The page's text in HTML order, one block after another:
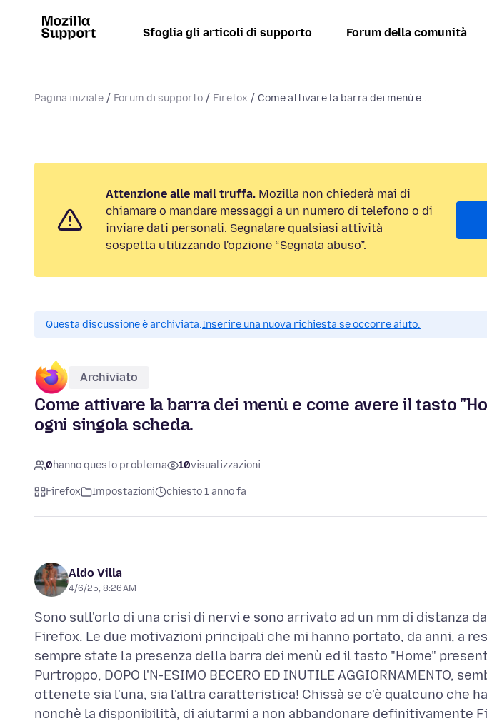
Sfoglia gli articoli di supporto Forum della comunità
Pagina iniziale Forum di supporto Firefox Come attivare la barra dei menù e...
Attenzione alle mail truffa. Mozilla non chiederà mai di
chiamare o mandare messaggi a un numero di telefono o di
inviare dati personali. Segnalare qualsiasi attività
sospetta utilizzando l'opzione “Segnala abuso”.
Questa discussione è archiviata.Inserire una nuova richiesta se occorre aiuto.
Archiviato
Come attivare la barra dei menù e come avere il tasto
ogni singola scheda.
0hanno questo problema 10visualizzazioni
Firefox Impostazioni chiesto 1 anno fa
Aldo Villa
4/6/25, 8:26 AM
Sono sull'orlo di una crisi di nervi e sono arrivato ad un mm di distanza
Firefox. Le due motivazioni principali che mi hanno portato, da anni, a
sempre state la presenza della barra dei menù ed il tasto "Home"
Purtroppo, DOPO l'N-ESIMO BECERO ED INUTILE AGGIORNAMENTO,
ottenete sia l'una, sia l'altra caratteristica! Chissà se c'è qualcuno che